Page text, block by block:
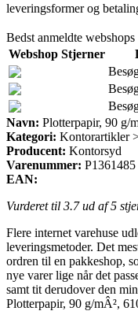
leveringsformer og
Bedst anmeldte webshops
Webshop Stjerner
Navn: Plotterpapir, 90 g/
Kategori: Kontorartikler
Producent: Kontorsyd
Varenummer: P1361485
EAN:
Vurderet til 3.7ud af 5
Flere internet varehuse
leveringsmetoder. Det
ordren til en pakkeshop,
nye varer lige når det
samt tit derudover den
Plotterpapir, 90 g/mÂ²,